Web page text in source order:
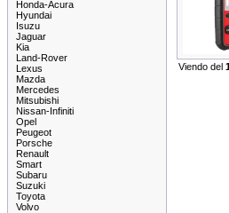
Honda-Acura
Hyundai
Isuzu
Jaguar
Kia
Land-Rover
Lexus
Mazda
Mercedes
Mitsubishi
Nissan-Infiniti
Opel
Peugeot
Porsche
Renault
Smart
Subaru
Suzuki
Toyota
Volvo
Viendo del